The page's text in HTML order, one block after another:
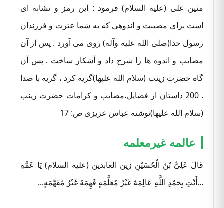
منین علی (علیه السلام) فرمود : این رمز و نشانه ای
است برای مصیبت و اندوهی که به شما عترت و فرزندان
رسول خدا(صلی الله علیه وآله) روی می آورد . پس از آن
مصایب و اندوه ها را شرح داد و آشکار ساخت . پس آن
گاه حضرت زینب (سلام الله علیها)گریه کرد ، گریه با صدا
. 200 داستان از فضایل،مصایب و کرامات حضرت زینب
(سلام الله علیها)نوشته عباس عزیزی ص: 17
عالمه غیرمعلمه
قَالَ عَلِیُّ بْنُ الْحُسَیْنِ زین العابدین (علیه السلام) یَا عَمَّهِ
...أَنْتِ بِحَمْدِ اللَّهِ عَالِمَهٌ غَیْرُ مُعَلَّمَهٍ فَهِمَهٌ غَیْرُ مُفَهَّمَهٍ...